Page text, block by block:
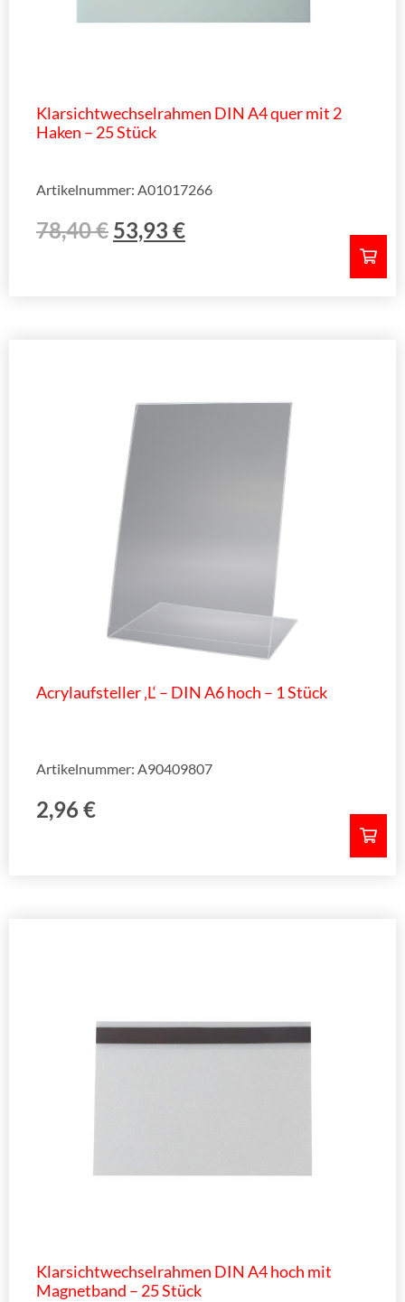
Klarsichtwechselrahmen DIN A4 quer mit 2
Haken – 25 Stück
78,40€ 53,93 €
Artikelnummer: A01017266
Acrylaufsteller ‚L‘ – DIN A6 hoch – 1 Stück
2,96 €
Artikelnummer: A90409807
Klarsichtwechselrahmen DIN A4 hoch mit
Magnetband – 25 Stück